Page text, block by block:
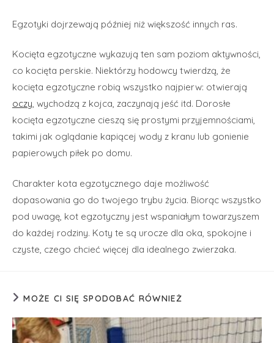
Egzotyki dojrzewają później niż większość innych ras.
Kocięta egzotyczne wykazują ten sam poziom aktywności,
co kocięta perskie. Niektórzy hodowcy twierdzą, że
kocięta egzotyczne robią wszystko najpierw: otwierają
oczy, wychodzą z kojca, zaczynają jeść itd. Dorosłe
kocięta egzotyczne cieszą się prostymi przyjemnościami,
takimi jak oglądanie kapiącej wody z kranu lub gonienie
papierowych piłek po domu.
Charakter kota egzotycznego daje możliwość
dopasowania go do twojego trybu życia. Biorąc wszystko
pod uwagę, kot egzotyczny jest wspaniałym towarzyszem
do każdej rodziny. Koty te są urocze dla oka, spokojne i
czyste, czego chcieć więcej dla idealnego zwierzaka.
MOŻE CI SIĘ SPODOBAĆ RÓWNIEŻ